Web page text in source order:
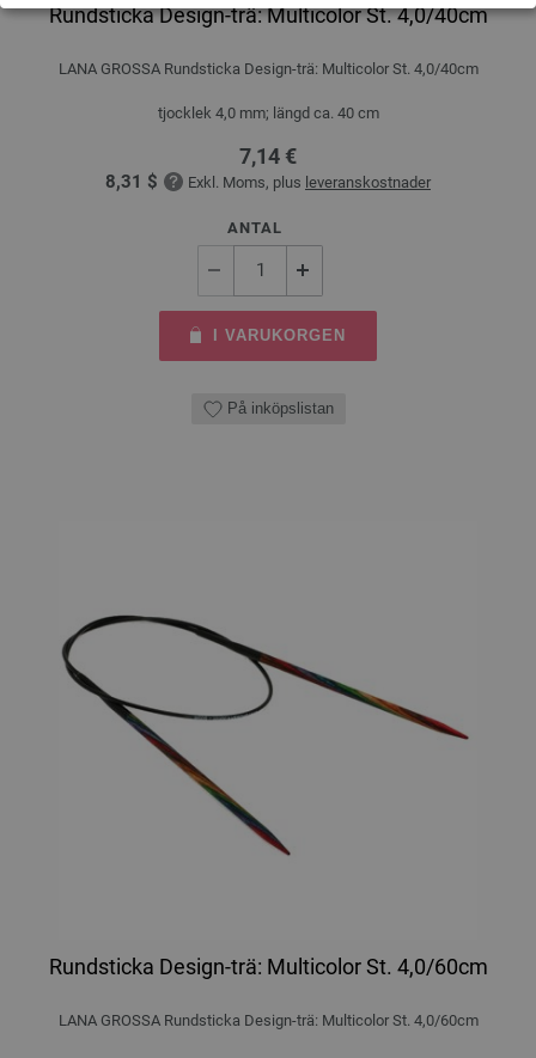
Rundsticka Design-trä: Multicolor St. 4,0/40cm
LANA GROSSA Rundsticka Design-trä: Multicolor St. 4,0/40cm
tjocklek 4,0 mm; längd ca. 40 cm
7,14 €
8,31 $ Exkl. Moms, plus leveranskostnader
ANTAL
I VARUKORGEN
På inköpslistan
Rundsticka Design-trä: Multicolor St. 4,0/60cm
LANA GROSSA Rundsticka Design-trä: Multicolor St. 4,0/60cm